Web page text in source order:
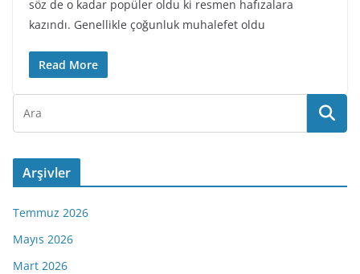
söz de o kadar popüler oldu ki resmen hafızalara
kazındı. Genellikle çoğunluk muhalefet oldu
Read More
Arşivler
Temmuz 2026
Mayıs 2026
Mart 2026